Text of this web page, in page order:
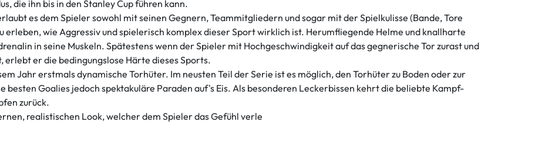
die ihn bis in den Stanley Cup führen kann.
es dem Spieler sowohl mit seinen Gegnern, Teammitgliedern und sogar mit der Spielkulisse (Bande, Tore
erleben, wie Aggressiv und spielerisch komplex dieser Sport wirklich ist. Herumfliegende Helme und knallharte
in seine Muskeln. Spätestens wenn der Spieler mit Hochgeschwindigkeit auf das gegnerische Tor zurast und
erlebt er die bedingungslose Härte dieses Sports.
Jahr erstmals dynamische Torhüter. Im neusten Teil der Serie ist es möglich, den Torhüter zu Boden oder zur
besten Goalies jedoch spektakuläre Paraden auf's Eis. Als besonderen Leckerbissen kehrt die beliebte Kampf-
zurück.
realistischen Look, welcher dem Spieler das Gefühl verle